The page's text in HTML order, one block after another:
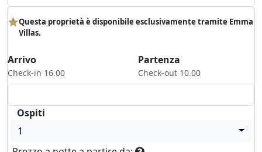
Questa proprietà è disponibile esclusivamente tramite Emma
Villas.
Arrivo
Check-in 16.00
Partenza
Check-out 10.00
Ospiti
1